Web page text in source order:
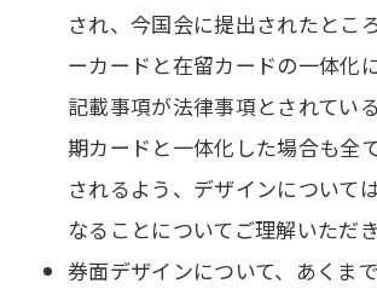
され、今国会に提出されたとこ
ーカードと在留カードの一体化
記載事項が法律事項とされてい
期カードと一体化した場合も全
されるよう、デザインについて
なることについてご理解いただき
券面デザインについて、あくま